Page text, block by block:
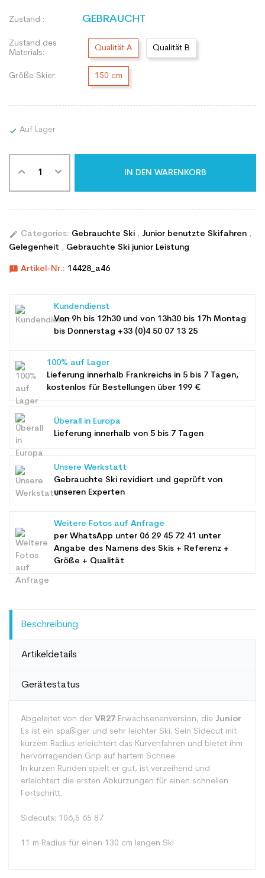
Zustand : GEBRAUCHT
Zustand des
Materials:
Qualität A Qualität B
Größe Skier: 150 cm
 Auf Lager
IN DEN WARENKORB
edit Categories: Gebrauchte Ski , Junior benutzte Skifahren ,
Gelegenheit , Gebrauchte Ski junior Leistung
announcement Artikel-Nr.: 14428_a46
Kundendienst
Von 9h bis 12h30 und von 13h30 bis 17h Montag
bis Donnerstag +33 (0)4 50 07 13 25
100% auf Lager
Lieferung innerhalb Frankreichs in 5 bis 7 Tagen,
kostenlos für Bestellungen über 199 €
Überall in Europa
Lieferung innerhalb von 5 bis 7 Tagen
Unsere Werkstatt
Gebrauchte Ski revidiert und geprüft von
unseren Experten
Weitere Fotos auf Anfrage
per WhatsApp unter 06 29 45 72 41 unter
Angabe des Namens des Skis + Referenz +
Größe + Qualität
Beschreibung
Artikeldetails
Gerätestatus
Abgeleitet von der VR27 Erwachsenenversion, die Junior
Es ist ein spaßiger und sehr leichter Ski. Sein Sidecut mit
kurzem Radius erleichtert das Kurvenfahren und bietet ihm
hervorragenden Grip auf hartem Schnee.
In kurzen Runden spielt er gut, ist verzeihend und
erleichtert die ersten Abkürzungen für einen schnellen
Fortschritt.
Sidecuts: 106,5 65 87
11 m Radius für einen 130 cm langen Ski